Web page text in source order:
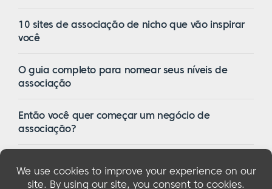
10 sites de associação de nicho que vão inspirar
você
O guia completo para nomear seus níveis de
associação
Então você quer começar um negócio de
associação?
WordPress em 2023